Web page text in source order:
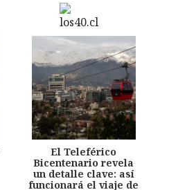
El Teleférico
Bicentenario revela
un detalle clave: así
funcionará el viaje de